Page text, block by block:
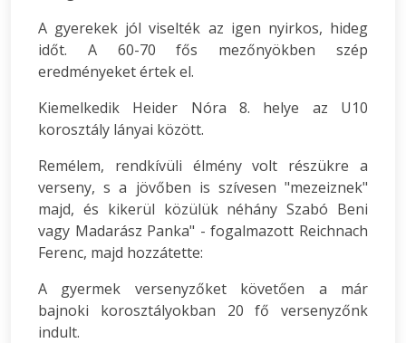
A gyerekek jól viselték az igen nyirkos, hideg
időt. A 60-70 fős mezőnyökben szép
eredményeket értek el.
Kiemelkedik Heider Nóra 8. helye az U10
korosztály lányai között.
Remélem, rendkívüli élmény volt részükre a
verseny, s a jövőben is szívesen "mezeiznek"
majd, és kikerül közülük néhány Szabó Beni
vagy Madarász Panka" - fogalmazott Reichnach
Ferenc, majd hozzátette:
A gyermek versenyzőket követően a már
bajnoki korosztályokban 20 fő versenyzőnk
indult.